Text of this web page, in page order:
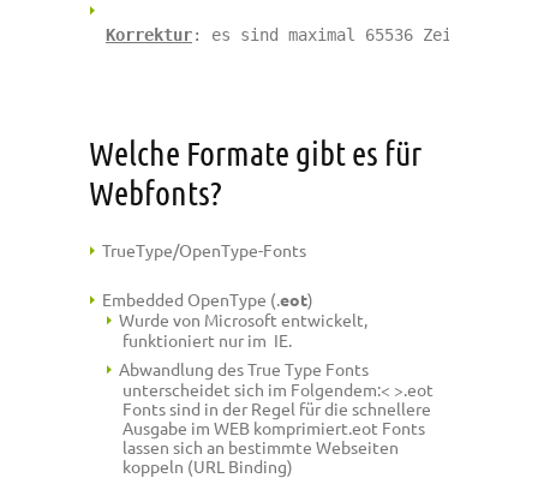
Korrektur: es sind maximal 65536 Zeichen
Welche Formate gibt es für
Webfonts?
TrueType/OpenType-Fonts
Embedded OpenType (.eot)
Wurde von Microsoft entwickelt,
funktioniert nur im IE.
Abwandlung des True Type Fonts
unterscheidet sich im Folgendem:< >.eot
Fonts sind in der Regel für die schnellere
Ausgabe im WEB komprimiert.eot Fonts
lassen sich an bestimmte Webseiten
koppeln (URL Binding)